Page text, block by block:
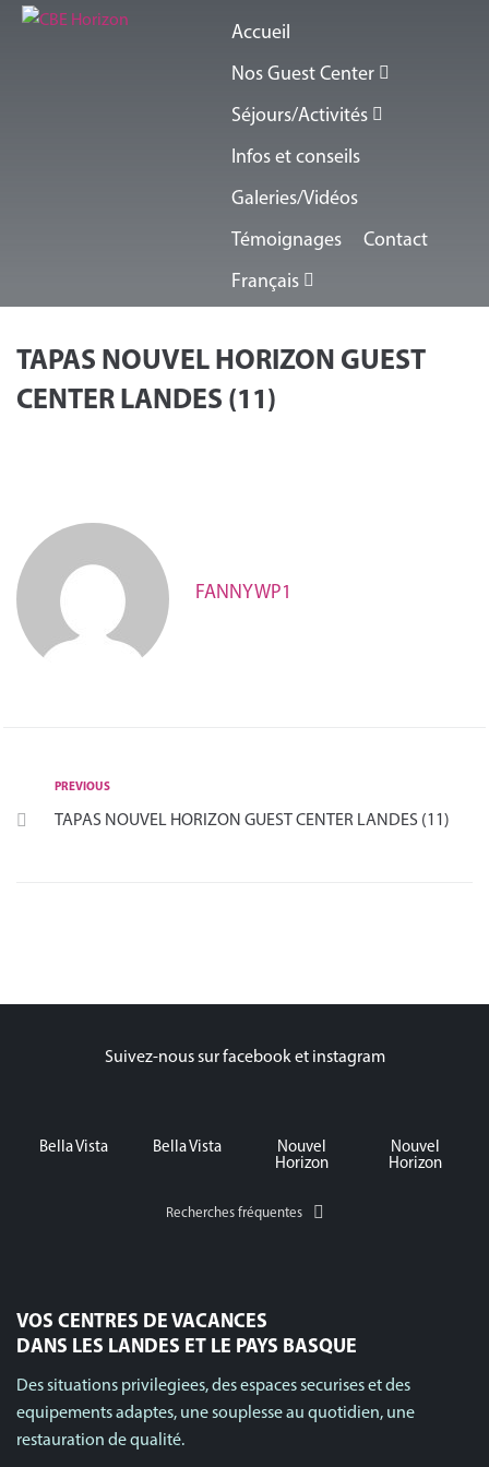
Accueil
Nos Guest Center
Séjours/Activités
Infos et conseils
Galeries/Vidéos
Témoignages
Contact
Français
TAPAS NOUVEL HORIZON GUEST
CENTER LANDES (11)
FANNYWP1
PREVIOUS
TAPAS NOUVEL HORIZON GUEST CENTER LANDES (11)
Suivez-nous sur facebook et instagram
Bella Vista Bella Vista
Nouvel
Horizon
Nouvel
Horizon
Recherches fréquentes
VOS CENTRES DE VACANCES
DANS LES LANDES ET LE PAYS BASQUE
Des situations privilegiees, des espaces securises et des
equipements adaptes, une souplesse au quotidien, une
restauration de qualité.